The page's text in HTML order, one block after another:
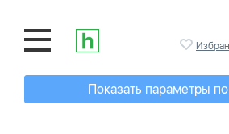
Показать параметры